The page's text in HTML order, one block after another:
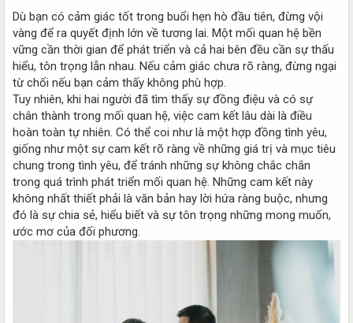
Dù bạn có cảm giác tốt trong buổi hẹn hò đầu tiên, đừng vội
vàng để ra quyết định lớn về tương lai. Một mối quan hệ bền
vững cần thời gian để phát triển và cả hai bên đều cần sự thấu
hiểu, tôn trọng lẫn nhau. Nếu cảm giác chưa rõ ràng, đừng ngại
từ chối nếu bạn cảm thấy không phù hợp.
Tuy nhiên, khi hai người đã tìm thấy sự đồng điệu và có sự
chân thành trong mối quan hệ, việc cam kết lâu dài là điều
hoàn toàn tự nhiên. Có thể coi như là một hợp đồng tình yêu,
giống như một sự cam kết rõ ràng về những giá trị và mục tiêu
chung trong tình yêu, để tránh những sự không chắc chắn
trong quá trình phát triển mối quan hệ. Những cam kết này
không nhất thiết phải là văn bản hay lời hứa ràng buộc, nhưng
đó là sự chia sẻ, hiểu biết và sự tôn trọng những mong muốn,
ước mơ của đối phương.